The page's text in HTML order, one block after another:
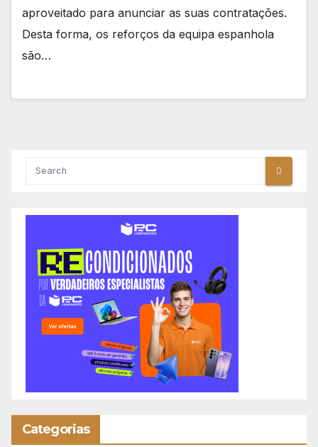
aproveitado para anunciar as suas contratações.
Desta forma, os reforços da equipa espanhola
são…
Categorias